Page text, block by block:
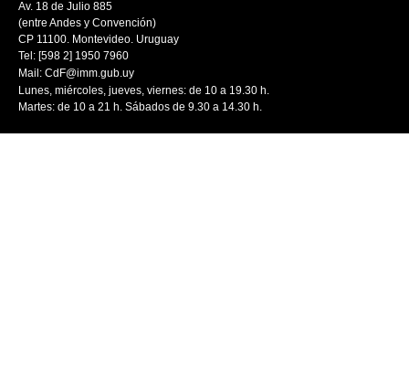
Av. 18 de Julio 885
(entre Andes y Convención)
CP 11100. Montevideo. Uruguay
Tel: [598 2] 1950 7960
Mail: CdF@imm.gub.uy
Lunes, miércoles, jueves, viernes: de 10 a 19.30 h.
Martes: de 10 a 21 h. Sábados de 9.30 a 14.30 h.